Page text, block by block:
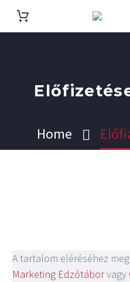
Home
A tartalom eléréséhez
Marketing Edzőtáborvagy